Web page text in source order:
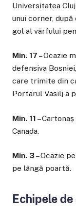
Universitatea
unui corner,
gol al vârfului
Min. 17 – Ocazie
defensiva
care trimite din
Portarul Vasilj a
Min. 11 –
Canada.
Min. 3 – Ocazie
pe lângă poartă.
Echipele